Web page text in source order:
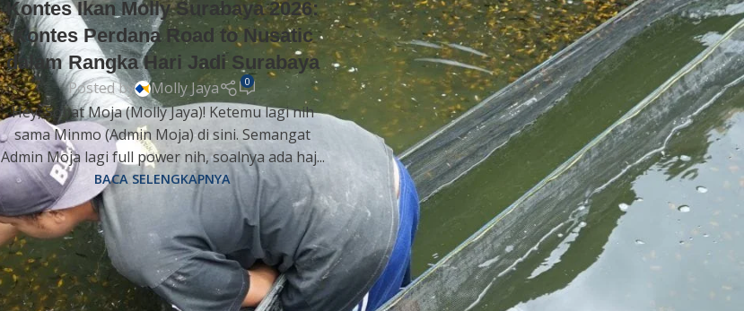
Kontes Ikan Molly Surabaya 2026:
Kontes Perdana Road to Nusatic
dalam Rangka Hari Jadi Surabaya
Posted by Molly Jaya 0
Hey, Sobat Moja (Molly Jaya)! Ketemu lagi nih
sama Minmo (Admin Moja) di sini. Semangat
Admin Moja lagi full power nih, soalnya ada haj...
BACA SELENGKAPNYA
Molly
Channa
Koi
Koki
Guppy
Platy
Glofish
Danio
Manfish
Discuss
Palmas
Kura-kura